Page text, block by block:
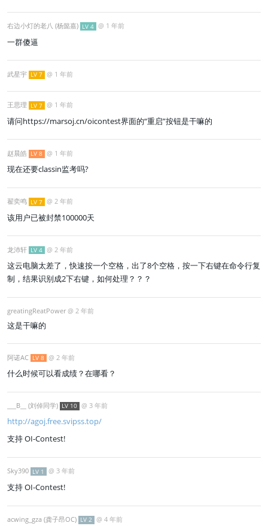
右边小灯的老八 (杨懿嘉) LV 4 @ 1 年前
一群傻逼
武星宇 LV 7 @ 1 年前
王思理 LV 7 @ 1 年前
请问https://marsoj.cn/oicontest界面的“重启”按钮是干嘛的
赵晨皓 LV 8 @ 1 年前
现在还要classin监考吗?
翟奕鸣 LV 7 @ 2 年前
该用户已被封禁100000天
龙沛轩 LV 4 @ 2 年前
这云电脑太差了，快速按一个空格，出了8个空格，按一下右键在命令行复
制，结果识别成2下右键，如何处理？？？
greatingReatPower@2 年前
这是干嘛的
阿诺AC LV 8 @ 2 年前
什么时候可以看成绩？在哪看？
___B__ (刘倬同学) LV 10 @ 3 年前
http://agoj.free.svipss.top/
支持 OI-Contest!
Sky390 LV 1 @ 3 年前
支持 OI-Contest!
acwing_gza (龚子昂OC) LV 2 @ 4 年前